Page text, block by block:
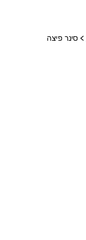
> סינר פיצה